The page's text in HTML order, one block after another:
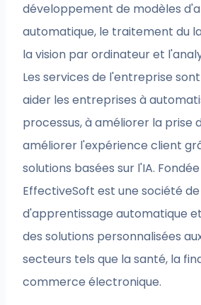
développement de modèles
automatique, le traitement du
la vision par ordinateur et
Les services de l'entreprise
aider les entreprises à
processus, à améliorer la prise
améliorer l'expérience client
solutions basées sur l'IA.
EffectiveSoft est une société
d'apprentissage automatique
des solutions personnalisées
secteurs tels que la santé, la
commerce électronique.